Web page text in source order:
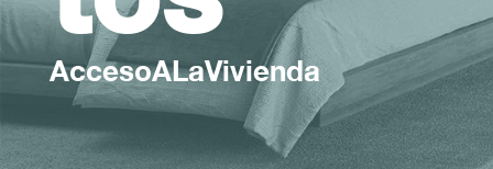
AccesoALaVivienda